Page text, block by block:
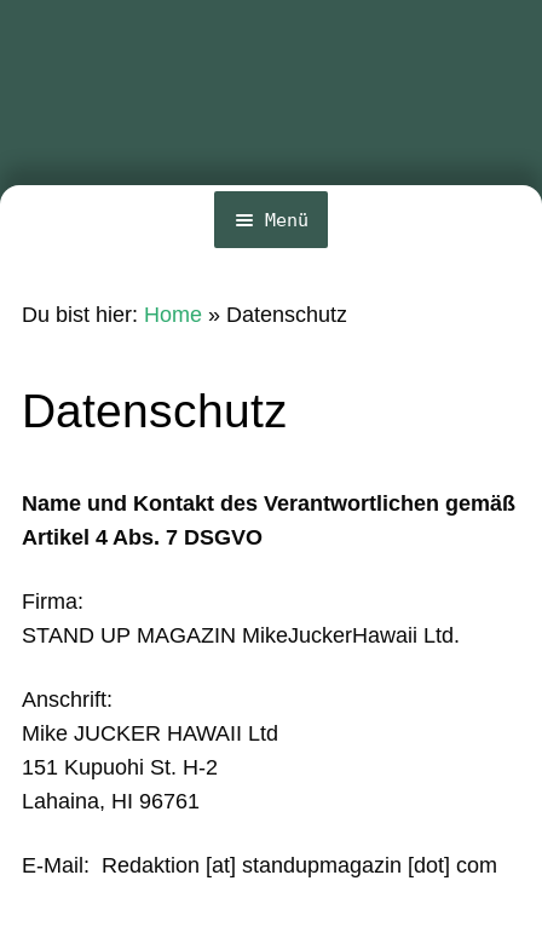
Menü
SUP-Events
Das Magazin
SPOT FINDER
Mein Konto
Du bist hier: Home» Datenschutz
Datenschutz
Name und Kontakt des Verantwortlichen gemäß
Artikel 4 Abs. 7 DSGVO
Firma:
STAND UP MAGAZIN MikeJuckerHawaii Ltd.
Anschrift:
Mike JUCKER HAWAII Ltd
151 Kupuohi St. H-2
Lahaina, HI 96761
E-Mail: Redaktion [at] standupmagazin [dot] com